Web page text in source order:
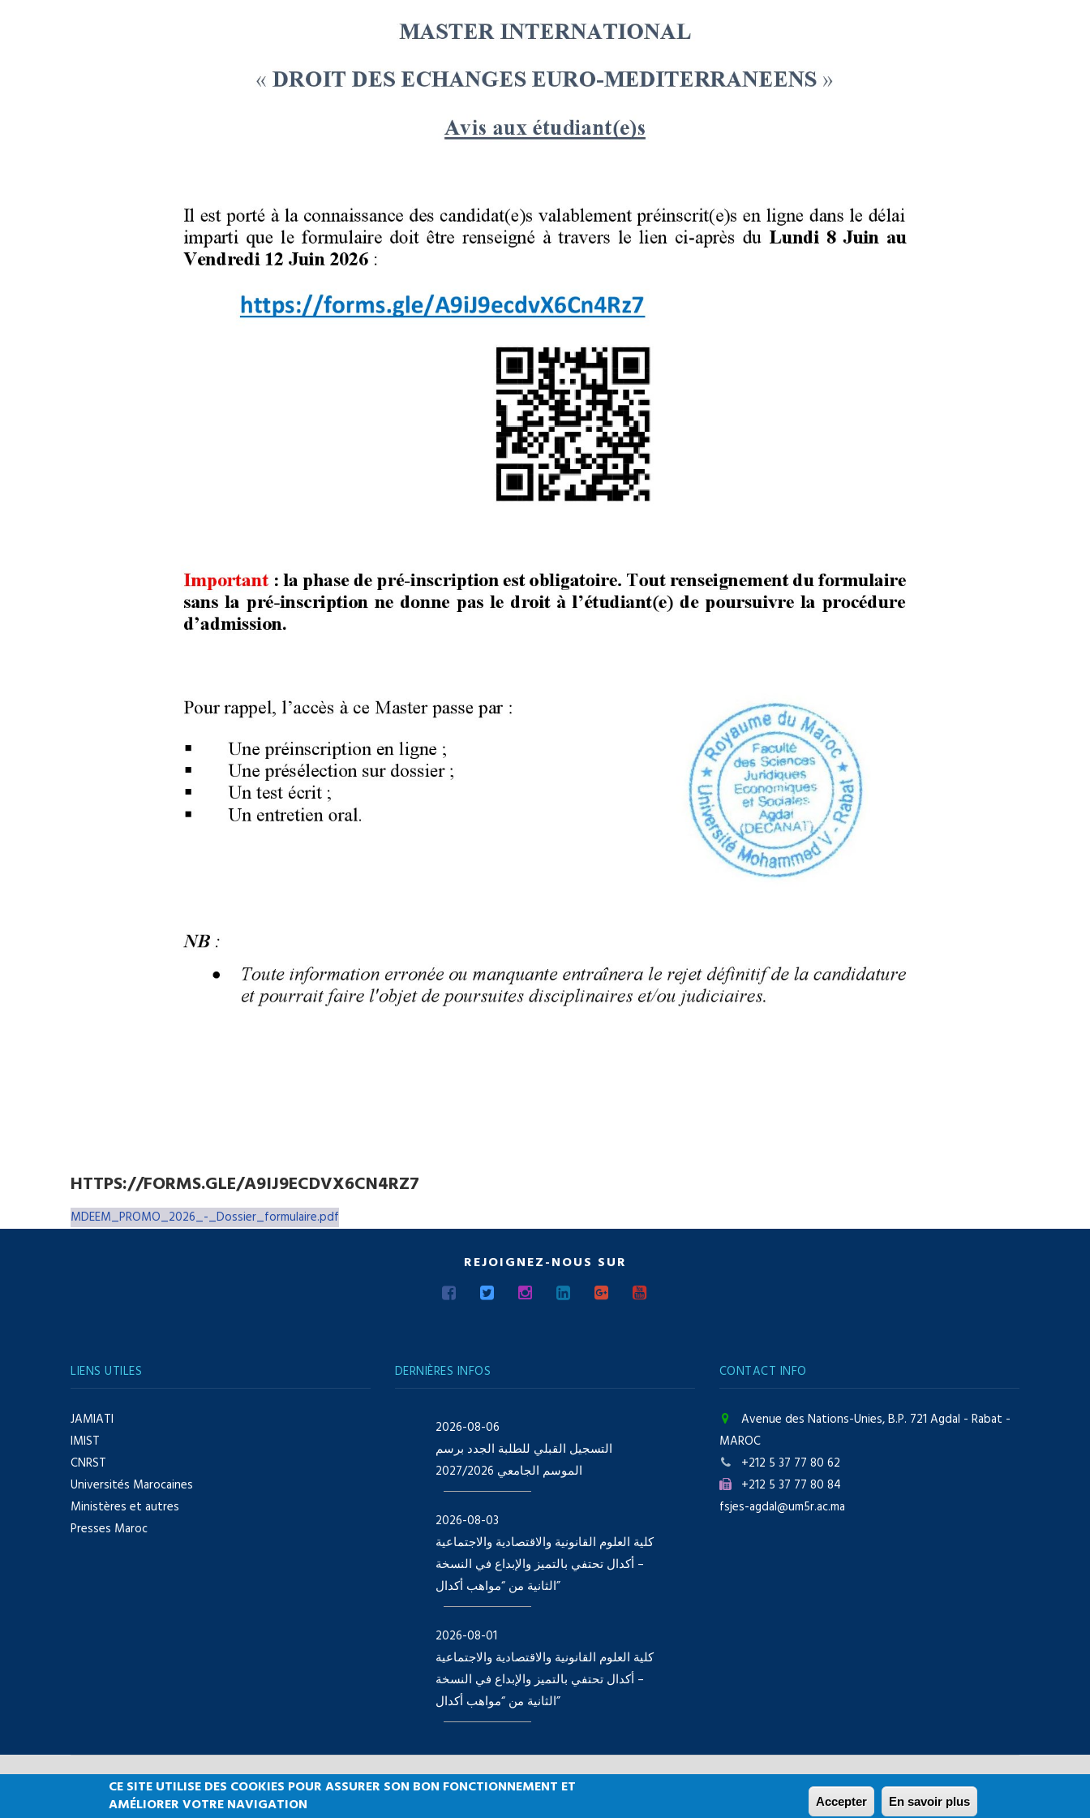
HTTPS://FORMS.GLE/A9IJ9ECDVX6CN4RZ7
MDEEM_PROMO_2026_-_Dossier_formulaire.pdf
REJOIGNEZ-NOUS SUR
LIENS UTILES
JAMIATI
IMIST
CNRST
Universités Marocaines
Ministères et autres
Presses Maroc
DERNIÈRES INFOS
2026-08-06
التسجيل القبلي للطلبة الجدد برسم
الموسم الجامعي 2027/2026
2026-08-03
كلية العلوم القانونية والاقتصادية والاجتماعية
– أكدال تحتفي بالتميز والإبداع في النسخة
الثانية من “مواهب أكدال”
2026-08-01
كلية العلوم القانونية والاقتصادية والاجتماعية
– أكدال تحتفي بالتميز والإبداع في النسخة
الثانية من “مواهب أكدال”
CONTACT INFO
Avenue des Nations-Unies, B.P. 721 Agdal - Rabat -
MAROC
+212 5 37 77 80 62
+212 5 37 77 80 84
fsjes-agdal@um5r.ac.ma
Copyright © 2021 Faculté des Sciences Juridiques, Economiques et Sociales, Agdal Rabat
CE SITE UTILISE DES COOKIES POUR ASSURER SON BON FONCTIONNEMENT ET
AMÉLIORER VOTRE NAVIGATION
Accepter En savoir plus